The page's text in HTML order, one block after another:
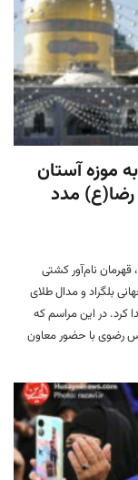
به موزه آستان
رضا(ع) مدد
نام‌آور کشتی
بلگراد و مدال طلای
کرد. در این مراسم که
رضوی با حضور معاون